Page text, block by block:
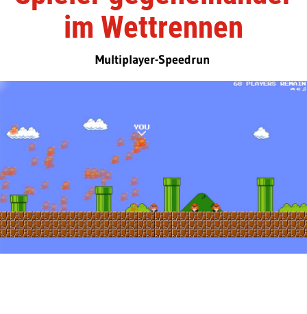
im Wettrennen
Multiplayer-Speedrun